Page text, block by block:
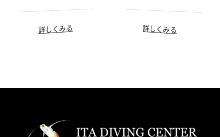
詳しくみる 詳しくみる